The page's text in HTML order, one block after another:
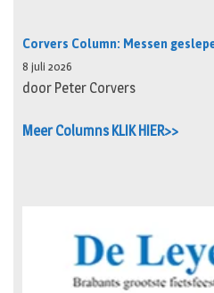
Corvers Column: Messen
8 juli 2026
door Peter Corvers
Meer Columns KLIK HIER>>